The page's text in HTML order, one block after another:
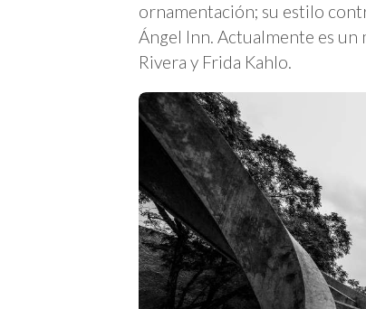
ornamentación; su estilo
Ángel Inn. Actualmente es un
Rivera y Frida Kahlo.